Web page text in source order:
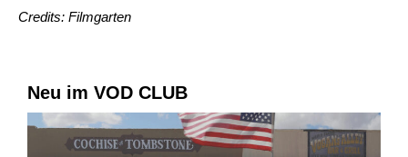
Credits: Filmgarten
Neu im VOD CLUB